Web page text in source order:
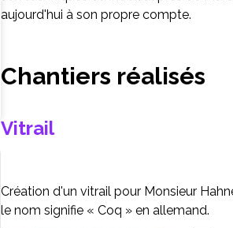
aujourd'hui à son propre compte.
Chantiers réalisés
Vitrail
Création d'un vitrail pour Monsieur
le nom signifie « Coq » en allemand.